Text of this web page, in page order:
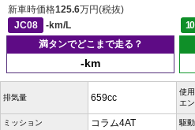
新車時価格125.6万円(税抜)
JC08
-km/L
満タンでどこまで走る？
-km
排気量 659cc
使
エ
ミッション コラム4AT 駆